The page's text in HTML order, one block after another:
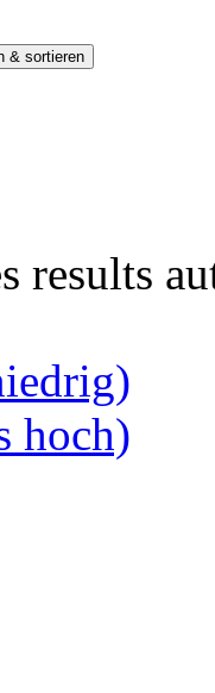
& sortieren
results
hoch)